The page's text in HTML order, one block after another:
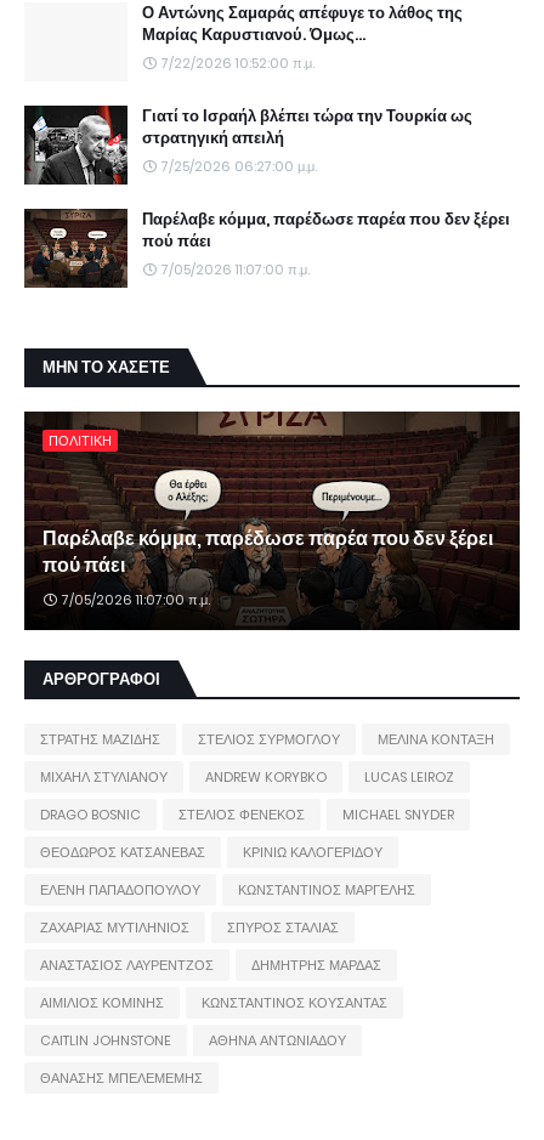
Ο Αντώνης Σαμαράς απέφυγε το λάθος της
Μαρίας Καρυστιανού. Όμως...
7/22/2026 10:52:00 π.μ.
Γιατί το Ισραήλ βλέπει τώρα την Τουρκία ως
στρατηγική απειλή
7/25/2026 06:27:00 μ.μ.
Παρέλαβε κόμμα, παρέδωσε παρέα που δεν ξέρει
πού πάει
7/05/2026 11:07:00 π.μ.
ΜΗΝ ΤΟ ΧΑΣΕΤΕ
ΠΟΛΙΤΙΚΗ
Παρέλαβε κόμμα, παρέδωσε παρέα που δεν ξέρει
πού πάει
7/05/2026 11:07:00 π.μ.
ΑΡΘΡΟΓΡΑΦΟΙ
ΣΤΡΑΤΗΣ ΜΑΖΙΔΗΣ ΣΤΕΛΙΟΣ ΣΥΡΜΟΓΛΟΥ
ΜΕΛΙΝΑ ΚΟΝΤΑΞΗ
ΜΙΧΑΗΛ ΣΤΥΛΙΑΝΟΥ
ANDREW KORYBKO
LUCAS LEIROZ
DRAGO BOSNIC
ΣΤΕΛΙΟΣ ΦΕΝΕΚΟΣ
MICHAEL SNYDER
ΘΕΟΔΩΡΟΣ ΚΑΤΣΑΝΕΒΑΣ
ΚΡΙΝΙΩ ΚΑΛΟΓΕΡΙΔΟΥ
ΕΛΕΝΗ ΠΑΠΑΔΟΠΟΥΛΟΥ
ΚΩΝΣΤΑΝΤΙΝΟΣ ΜΑΡΓΕΛΗΣ
ΖΑΧΑΡΙΑΣ ΜΥΤΙΛΗΝΙΟΣ
ΣΠΥΡΟΣ ΣΤΑΛΙΑΣ
ΑΝΑΣΤΑΣΙΟΣ ΛΑΥΡΕΝΤΖΟΣ
ΔΗΜΗΤΡΗΣ ΜΑΡΔΑΣ
ΑΙΜΙΛΙΟΣ ΚΟΜΙΝΗΣ
ΚΩΝΣΤΑΝΤΙΝΟΣ ΚΟΥΣΑΝΤΑΣ
CAITLIN JOHNSTONE
ΑΘΗΝΑ ΑΝΤΩΝΙΑΔΟΥ
ΘΑΝΑΣΗΣ ΜΠΕΛΕΜΕΜΗΣ